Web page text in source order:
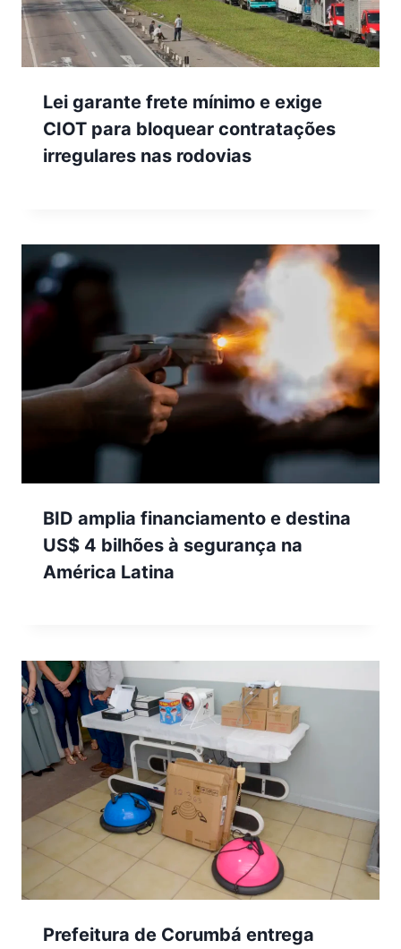
Lei garante frete mínimo e exige
CIOT para bloquear contratações
irregulares nas rodovias
BID amplia financiamento e destina
US$ 4 bilhões à segurança na
América Latina
Prefeitura de Corumbá entrega